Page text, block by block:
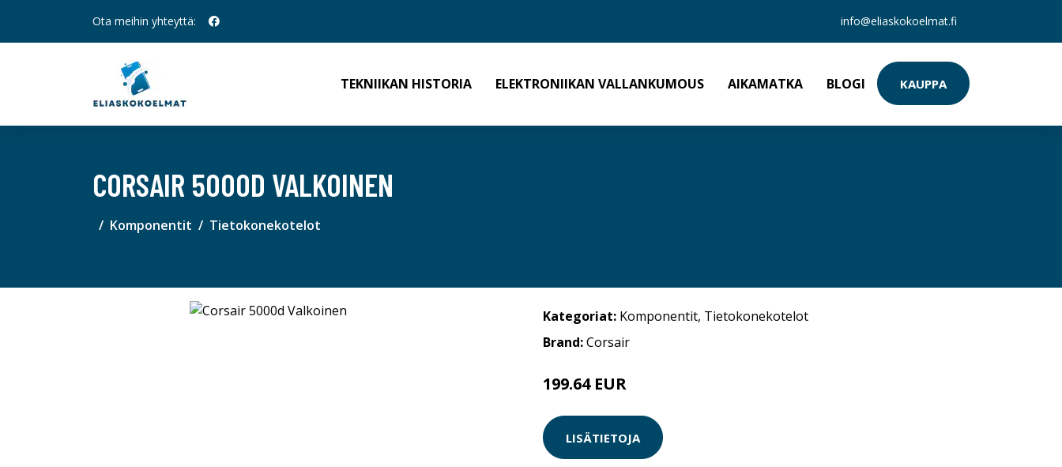
Ota meihin yhteyttä: info@eliaskokoelmat.fi
TEKNIIKAN HISTORIA ELEKTRONIIKAN VALLANKUMOUS AIKAMATKA BLOGI KAUPPA
CORSAIR 5000D VALKOINEN
Komponentit Tietokonekotelot
Kategoriat: Komponentit, Tietokonekotelot
Brand:Corsair
199.64 EUR
LISÄTIETOJA